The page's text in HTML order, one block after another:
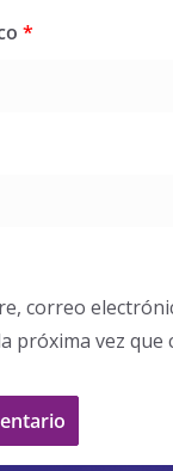
*
correo
próxima vez que